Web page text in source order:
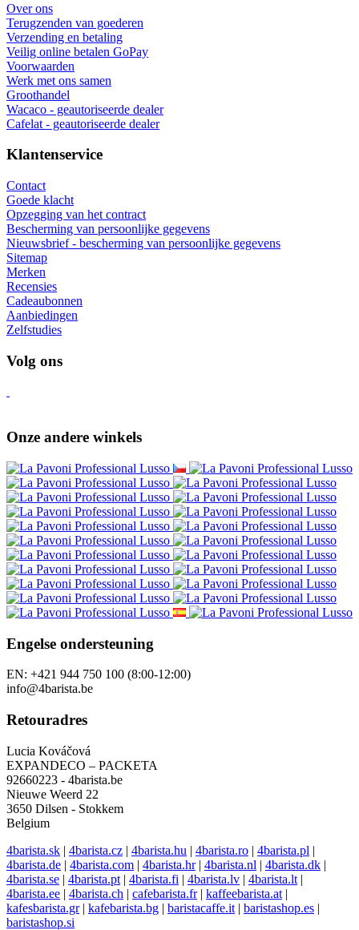
Over ons
Terugzenden van goederen
Verzending en betaling
Veilig online betalen GoPay
Voorwaarden
Werk met ons samen
Groothandel
Wacaco - geautoriseerde dealer
Cafelat - geautoriseerde dealer
Klantenservice
Contact
Goede klacht
Opzegging van het contract
Bescherming van persoonlijke gegevens
Nieuwsbrief - bescherming van persoonlijke gegevens
Sitemap
Merken
Recensies
Cadeaubonnen
Aanbiedingen
Zelfstudies
Volg ons
Onze andere winkels
Engelse ondersteuning
EN: +421 944 750 100 (8:00-12:00)
info@4barista.be
Retouradres
Lucia Kováčová
EXPANDECO – PACKETA
92660223 - 4barista.be
Nieuwe Weerd 22
3650 Dilsen - Stokkem
Belgium
4barista.sk | 4barista.cz | 4barista.hu | 4barista.ro | 4barista.pl |
4barista.de | 4barista.com | 4barista.hr| 4barista.nl | 4barista.dk |
4barista.se | 4barista.pt | 4barista.fi | 4barista.lv | 4barista.lt |
4barista.ee | 4barista.ch | cafebarista.fr| kaffeebarista.at |
kafesbarista.gr| kafebarista.bg | baristacaffe.it | baristashop.es |
baristashop.si